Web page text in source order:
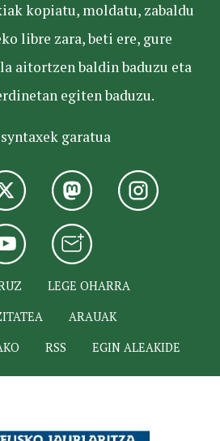
kopiatu, moldatu, zabaldu
libre zara, beti ere, gure
aitortzen baldin baduzu eta
egiten baduzu.
garatua
LEGE OHARRA
ARAUAK
RSS EGIN ALEAKIDE